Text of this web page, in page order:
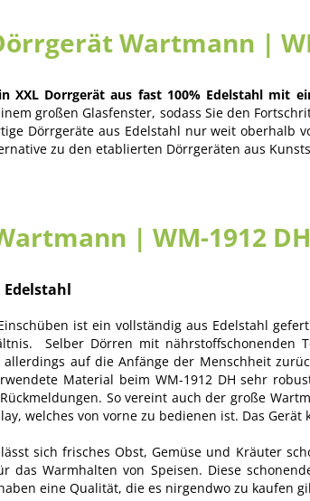
Wartmann |
XXL Dorrgerät aus fast 100% Edelstahl mit
großen Glasfenster, sodass Sie den
Dörrgeräte aus Edelstahl nur weit oberhalb
zu den etablierten Dörrgeräten aus
| WM-1912 DH
ist ein vollständig aus Edelstahl
Selber Dörren mit
allerdings auf die Anfänge der Menschheit
Material beim WM-1912 DH sehr
So vereint auch der große
welches von vorne zu bedienen ist. Das
sich frisches Obst, Gemüse und Kräuter
das Warmhalten von Speisen. Diese
eine Qualität, die es nirgendwo zu kaufen